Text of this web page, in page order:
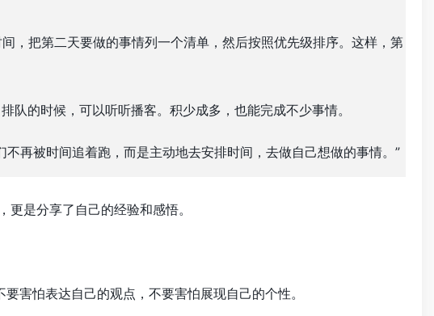
，把第二天要做的事情列一个清单，然后按照优先级排序。这样，第
队的时候，可以听听播客。积少成多，也能完成不少事情。
再被时间追着跑，而是主动地去安排时间，去做自己想做的事情。”
是分享了自己的经验和感悟。
害怕表达自己的观点，不要害怕展现自己的个性。